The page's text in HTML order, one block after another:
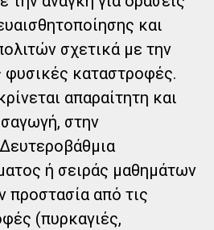
και
σχετικά με την
φυσικές καταστροφές.
απαραίτητη και
στην
ή σειράς μαθημάτων
προστασία από τις
(πυρκαγιές,